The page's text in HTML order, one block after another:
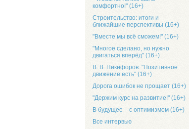
комфортно!" (16+)
Строительство: итоги и
ближайшие перспективы (16+)
"Вместе мы всё сможем!" (16+)
"Многое сделано, но нужно
двигаться вперёд" (16+)
В. В. Никифоров: "Позитивное
движение есть" (16+)
Дорога ошибок не прощает (16+)
"Держим курс на развитие!" (16+)
В будущее – с оптимизмом (16+)
Все интервью